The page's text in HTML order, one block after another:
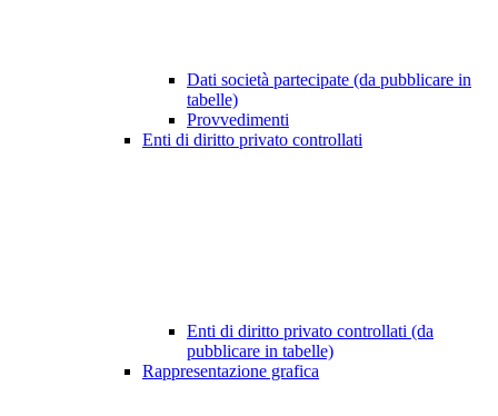
Dati società partecipate (da pubblicare in
tabelle)
Provvedimenti
Enti di diritto privato controllati
Enti di diritto privato controllati (da
pubblicare in tabelle)
Rappresentazione grafica